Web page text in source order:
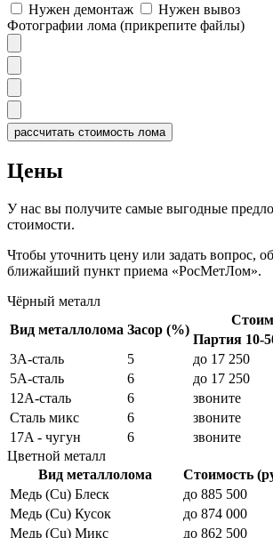
Нужен демонтаж
Нужен вывоз
Фотографии лома (прикрепите файлы)
рассчитать стоимость лома
Цены
У нас вы получите самые выгодные
стоимости.
Чтобы уточнить цену или задать вопрос,
ближайший пункт приема «РосМетЛом».
Чёрный металл
Вид металлолома Засор (%)
Партия 10-
3А-сталь
5 до 17 250
5А-сталь
6 до 17 250
12А-сталь
6 звоните
Сталь микс
6 звоните
17A - чугун
6 звоните
Цветной металл
Вид металлолома
Стоимость
Медь (Cu) Блеск
до 885 500
Медь (Cu) Кусок
до 874 000
Медь (Cu) Микс
до 862 500